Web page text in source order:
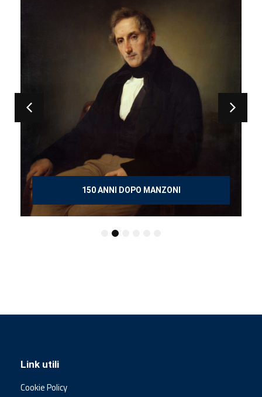
150 ANNI DOPO MANZONI
Link utili
Cookie Policy